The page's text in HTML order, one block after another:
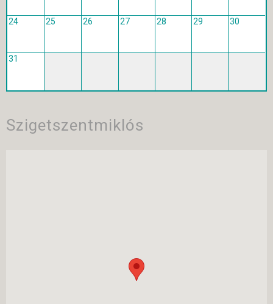
24 25 26 27 28 29 30
31
Szigetszentmiklós